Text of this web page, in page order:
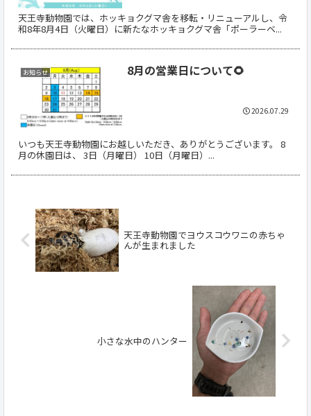
天王寺動物園では、ホッキョクグマ舎を移転・リニューアルし、令
和8年8月4日（火曜日）に新たなホッキョクグマ舎「ポーラーベ...
お知らせ 8月の営業日について🌻
いつも天王寺動物園にお越しいただき、ありがとうございます。 8
月の休園日は、 3日（月曜日） 10日（月曜日）...
2026.07.29
天王寺動物園でヨウスコウワニの赤ちゃ
んが生まれました
小さな水中のハンター